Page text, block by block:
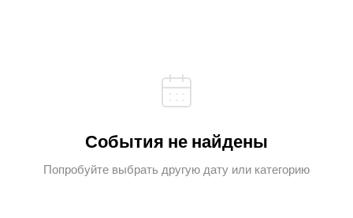
События не найдены
Попробуйте выбрать другую дату или категорию